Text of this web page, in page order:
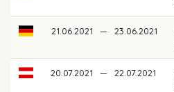
21.06.2021 — 23.06.2021
20.07.2021 — 22.07.2021